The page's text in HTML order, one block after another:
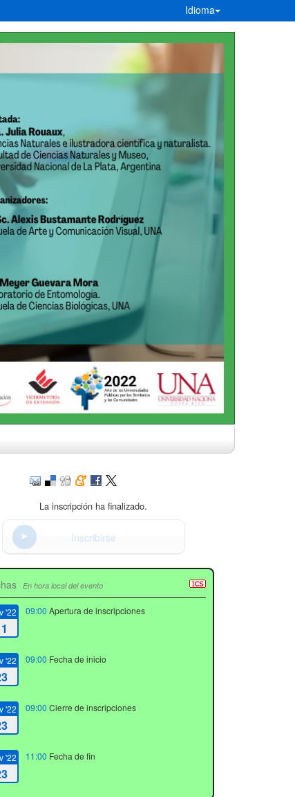
Idioma
La inscripción ha finalizado.
Inscribirse
En hora local del evento
'22 09:00 Apertura de inscripciones
'22 09:00 Fecha de inicio
'22 09:00 Cierre de inscripciones
'22 11:00 Fecha de fin